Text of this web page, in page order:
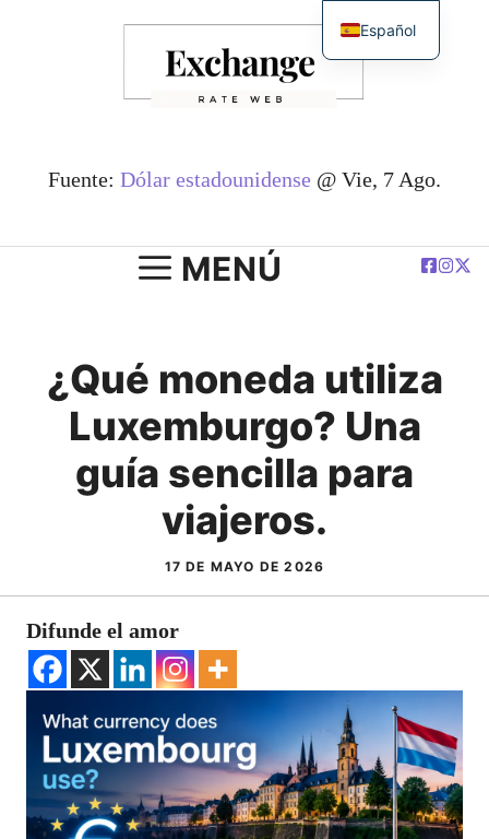
Fuente: Dólar estadounidense @ Vie, 7 Ago.
MENÚ
¿Qué moneda utiliza
Luxemburgo? Una
guía sencilla para
viajeros.
17 DE MAYO DE 2026
Difunde el amor
Español
English
简体中文
Français
Polski